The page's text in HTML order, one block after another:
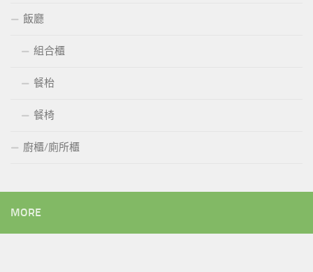
飯廳
組合櫃
餐枱
餐椅
廚櫃/廁所櫃
MORE